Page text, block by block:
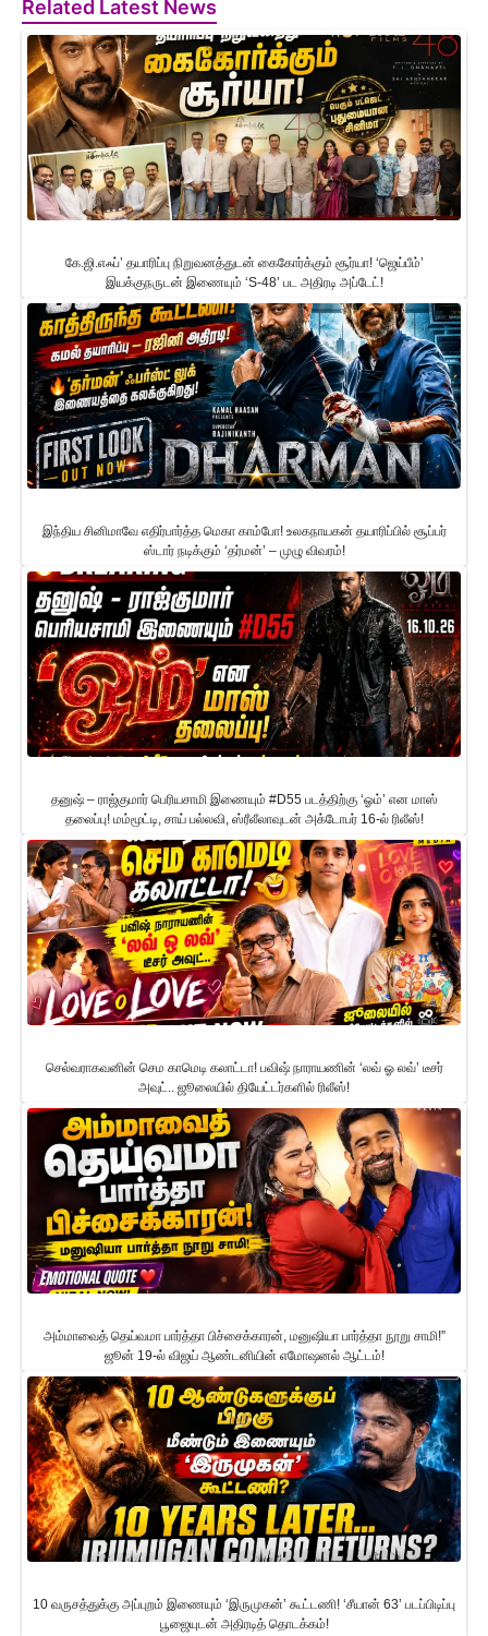
Related Latest News
கே.ஜி.எஃப்’ தயாரிப்பு நிறுவனத்துடன் கைகோர்க்கும் சூர்யா! ‘ஜெய்பீம்’
இயக்குநருடன் இணையும் ‘S-48’ பட அதிரடி அப்டேட்!
இந்திய சினிமாவே எதிர்பார்த்த மெகா காம்போ! உலகநாயகன் தயாரிப்பில் சூப்பர்
ஸ்டார் நடிக்கும் ‘தர்மன்’ – முழு விவரம்!
தனுஷ் – ராஜ்குமார் பெரியசாமி இணையும் #D55 படத்திற்கு ‘ஓம்’ என மாஸ்
தலைப்பு! மம்மூட்டி, சாய் பல்லவி, ஸ்ரீலீலாவுடன் அக்டோபர் 16-ல் ரிலீஸ்!
செல்வராகவனின் செம காமெடி கலாட்டா! பவிஷ் நாராயணின் ‘லவ் ஓ லவ்’ டீசர்
அவுட்.. ஜூலையில் தியேட்டர்களில் ரிலீஸ்!
அம்மாவைத் தெய்வமா பார்த்தா பிச்சைக்காரன், மனுஷியா பார்த்தா நூறு சாமி!”
ஜூன் 19-ல் விஜய் ஆண்டனியின் எமோஷனல் ஆட்டம்!
10 வருசத்துக்கு அப்புறம் இணையும் ‘இருமுகன்’ கூட்டணி! ‘சீயான் 63’ படப்பிடிப்பு
பூஜையுடன் அதிரடித் தொடக்கம்!